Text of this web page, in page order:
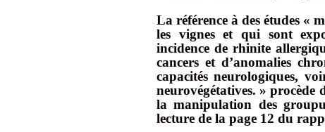
La référence à des études «
les vignes et qui sont
incidence de rhinite
cancers et d’anomalies
capacités neurologiques,
neurovégétatives. » procède
la manipulation des
lecture de la page 12 du